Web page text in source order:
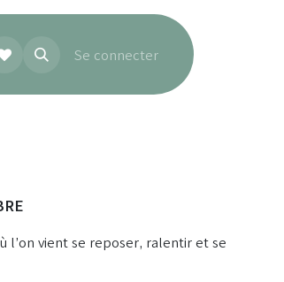
Se connecter
l’on vient se reposer, ralentir et se